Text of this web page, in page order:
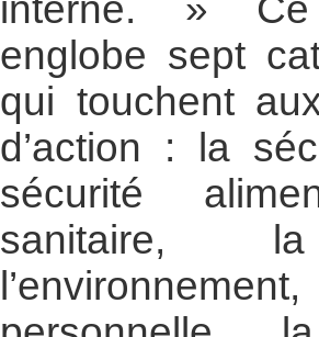
interne. » Ce
englobe sept
qui touchent
d’action : la
sécurité
sanitaire,